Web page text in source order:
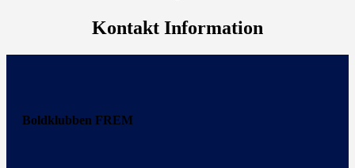
Kontakt Information
Boldklubben FREM